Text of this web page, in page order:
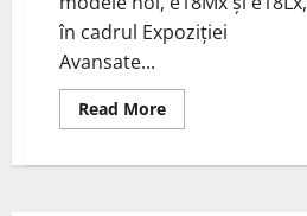
în cadrul Expoziției
Avansate...
Read MoreRead
more
Truck